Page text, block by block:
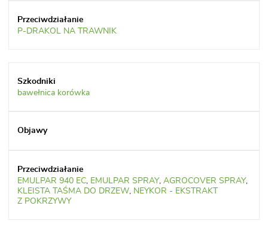
P-DRAKOL NA TRAWNIK
bawełnica korówka
EMULPAR 940 EC, EMULPAR SPRAY, AGROCOVER SPRAY,
KLEISTA TAŚMA DO DRZEW, NEYKOR - EKSTRAKT
Z POKRZYWY